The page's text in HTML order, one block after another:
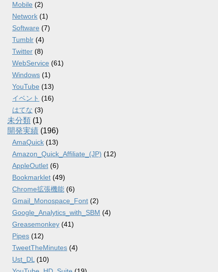
Mobile (2)
Network (1)
Software (7)
Tumblr (4)
Twitter (8)
WebService (61)
Windows (1)
YouTube (13)
イベント (16)
はてな (3)
未分類 (1)
開発実績 (196)
AmaQuick (13)
Amazon_Quick_Affiliate_(JP) (12)
AppleOutlet (6)
Bookmarklet (49)
Chrome拡張機能 (6)
Gmail_Monospace_Font (2)
Google_Analytics_with_SBM (4)
Greasemonkey (41)
Pipes (12)
TweetTheMinutes (4)
Ust_DL (10)